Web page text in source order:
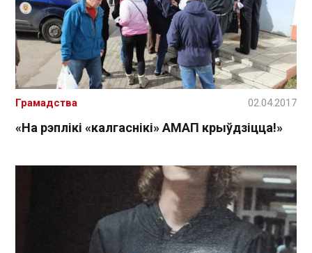
«На рэплікі «калгаснікі» АМАП крыўдзіцца!»
Грамадства 02.04.2017